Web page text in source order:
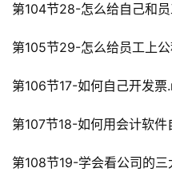
首
页
第104节28-怎么给自己和
第105节29-怎么给员工上
第106节17-如何自己开发
第107节18-如何用会计软
第108节19-学会看公司的